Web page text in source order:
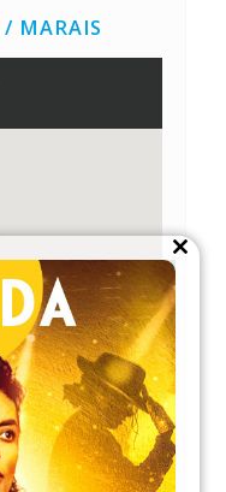
/ MARAIS